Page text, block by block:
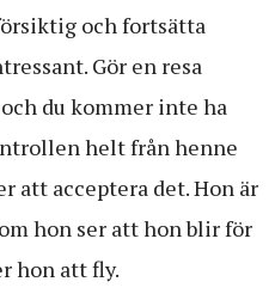
och fortsätta
Gör en resa
du kommer inte ha
helt från henne
att acceptera det. Hon är
hon ser att hon blir för
hon att fly.